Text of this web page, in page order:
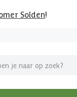
Solden!